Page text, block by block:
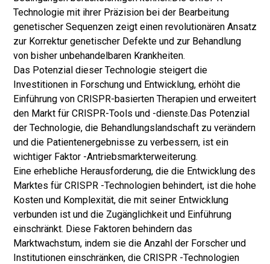
Technologie mit ihrer Präzision bei der Bearbeitung
genetischer Sequenzen zeigt einen revolutionären Ansatz
zur Korrektur genetischer Defekte und zur Behandlung
von bisher unbehandelbaren Krankheiten.
Das Potenzial dieser Technologie steigert die
Investitionen in Forschung und Entwicklung, erhöht die
Einführung von CRISPR-basierten Therapien und erweitert
den Markt für CRISPR-Tools und -dienste.Das Potenzial
der Technologie, die Behandlungslandschaft zu verändern
und die Patientenergebnisse zu verbessern, ist ein
wichtiger Faktor -Antriebsmarkterweiterung.
Eine erhebliche Herausforderung, die die Entwicklung des
Marktes für CRISPR -Technologien behindert, ist die hohe
Kosten und Komplexität, die mit seiner Entwicklung
verbunden ist und die Zugänglichkeit und Einführung
einschränkt. Diese Faktoren behindern das
Marktwachstum, indem sie die Anzahl der Forscher und
Institutionen einschränken, die CRISPR -Technologien